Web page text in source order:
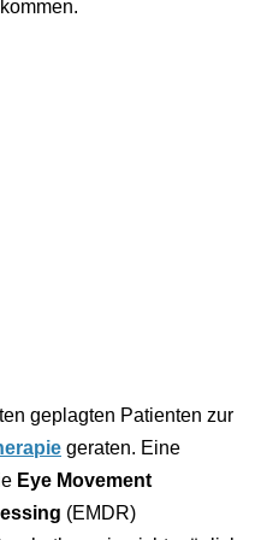
geplagten Patienten zur
geraten. Eine
Eye Movement
(EMDR)